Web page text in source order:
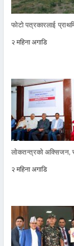
फोटो पत्रकारलाई
२ महिना अगाडि
लोकतन्त्रको अक्सिजन,
२ महिना अगाडि